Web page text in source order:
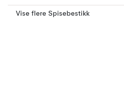
Vise flere Spisebestikk